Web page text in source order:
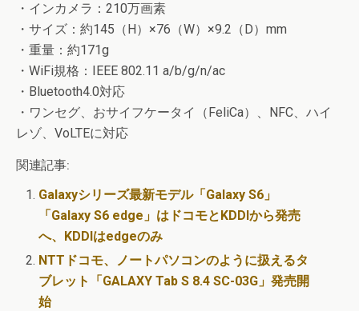
・インカメラ：210万画素
・サイズ：約145（H）×76（W）×9.2（D）mm
・重量：約171g
・WiFi規格：IEEE 802.11 a/b/g/n/ac
・Bluetooth4.0対応
・ワンセグ、おサイフケータイ（FeliCa）、NFC、ハイ
レゾ、VoLTEに対応
関連記事:
Galaxyシリーズ最新モデル「Galaxy S6」
「Galaxy S6 edge」はドコモとKDDIから発売
へ、KDDIはedgeのみ
NTTドコモ、ノートパソコンのように扱えるタ
ブレット「GALAXY Tab S 8.4 SC-03G」発売開
始